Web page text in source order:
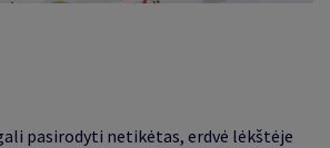
pasirodyti netikėtas, erdvė lėkštėje